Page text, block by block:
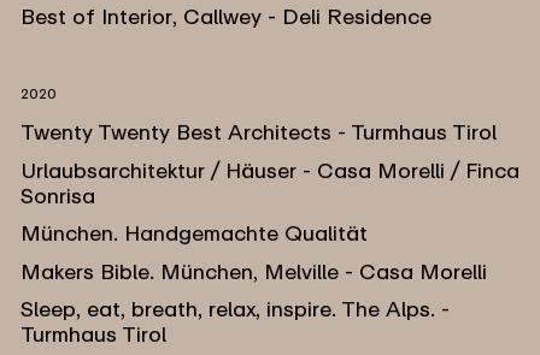
Best of Interior, Callwey - Deli Residence
2020
Twenty Twenty Best Architects - Turmhaus Tirol
Urlaubsarchitektur / Häuser - Casa Morelli / Finca
Sonrisa
München. Handgemachte Qualität
Makers Bible. München, Melville - Casa Morelli
Sleep, eat, breath, relax, inspire. The Alps. -
Turmhaus Tirol